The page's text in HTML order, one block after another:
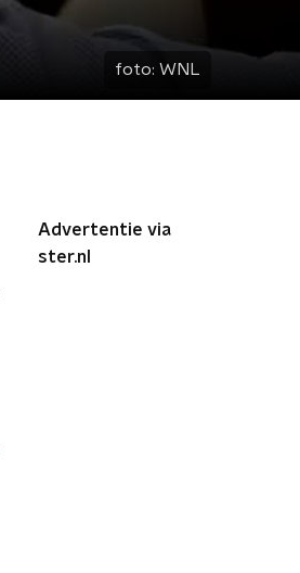
foto: WNL
Advertentie via
ster.nl